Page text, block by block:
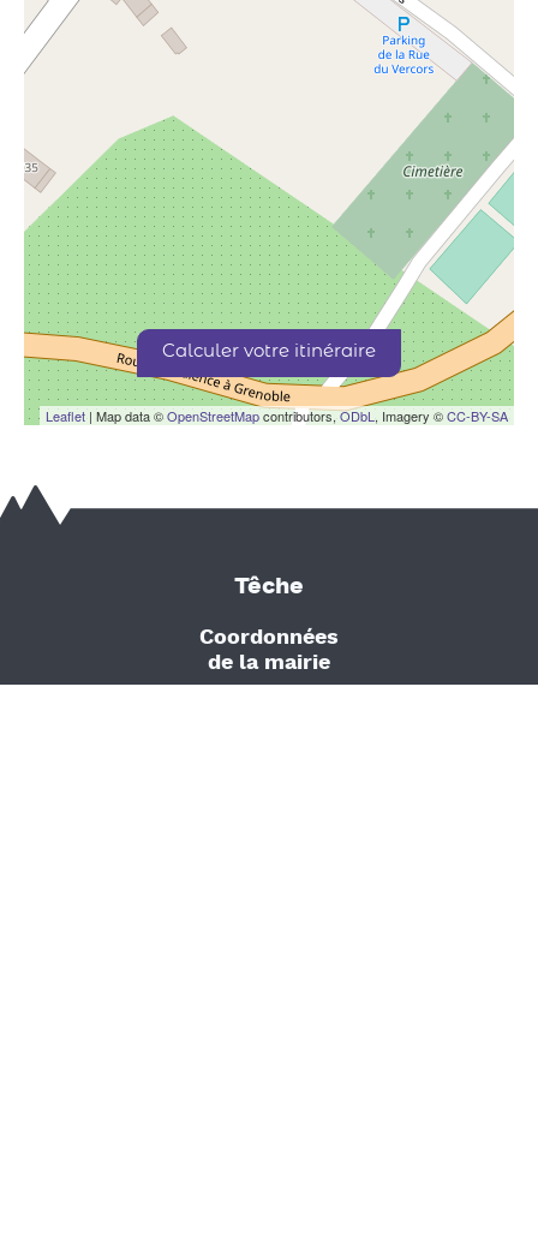
Leaflet | Map data ©OpenStreetMapcontributors,ODbL , Imagery ©CC-BY-SA
Calculer votre itinéraire
Têche
Coordonnées
de la mairie